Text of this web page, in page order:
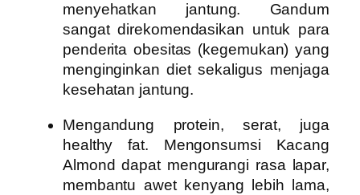
menyehatkan jantung. Gandum
sangat direkomendasikan untuk para
penderita obesitas (kegemukan) yang
menginginkan diet sekaligus menjaga
kesehatan jantung.
Mengandung protein, serat, juga
healthy fat. Mengonsumsi Kacang
Almond dapat mengurangi rasa lapar,
membantu awet kenyang lebih lama,